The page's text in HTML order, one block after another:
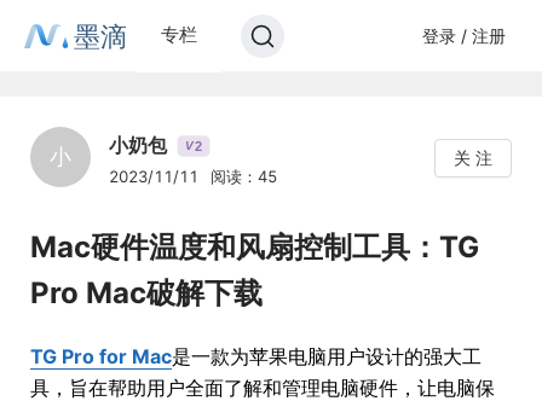
墨滴 专栏 登录 / 注册
小 小奶包 V2
2023/11/11 阅读：45
关 注
Mac硬件温度和风扇控制工具：TG
Pro Mac破解下载
TG Pro for Mac是一款为苹果电脑用户设计的强大工
具，旨在帮助用户全面了解和管理电脑硬件，让电脑保